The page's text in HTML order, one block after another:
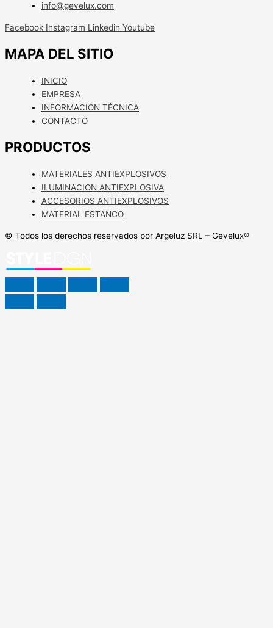
info@gevelux.com
Facebook Instagram Linkedin Youtube
MAPA DEL SITIO
INICIO
EMPRESA
INFORMACIÓN TÉCNICA
CONTACTO
PRODUCTOS
MATERIALES ANTIEXPLOSIVOS
ILUMINACION ANTIEXPLOSIVA
ACCESORIOS ANTIEXPLOSIVOS
MATERIAL ESTANCO
© Todos los derechos reservados por Argeluz SRL – Gevelux®️